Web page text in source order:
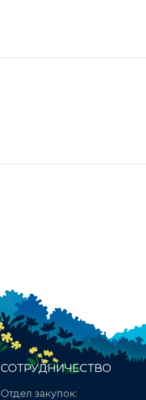
СОТРУДНИЧЕСТВО
Отдел закупок: